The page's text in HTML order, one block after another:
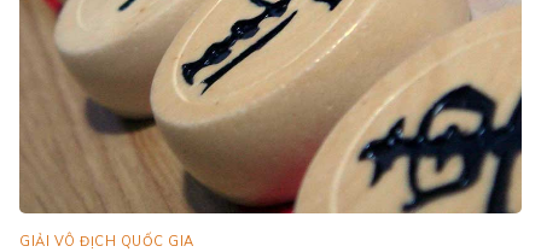
GIẢI VÔ ĐỊCH QUỐC GIA